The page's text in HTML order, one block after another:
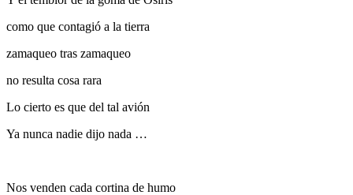
como que contagió a la tierra
zamaqueo tras zamaqueo
no resulta cosa rara
Lo cierto es que del tal avión
Ya nunca nadie dijo nada …
Nos venden cada cortina de humo